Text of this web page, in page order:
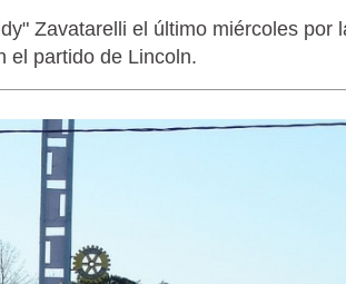
Zavatarelli el último miércoles por
el partido de Lincoln.